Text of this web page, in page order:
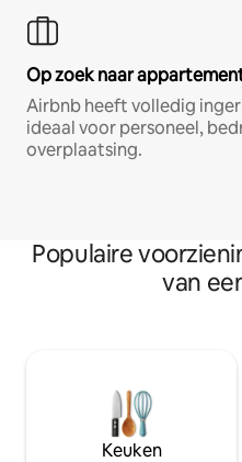
Op zoek naar
Airbnb heeft volledig
ideaal voor personeel,
overplaatsing.
Populaire
van
Keuken